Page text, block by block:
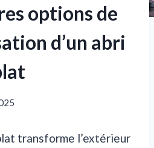
options de
d’un abri
transforme l’extérieur